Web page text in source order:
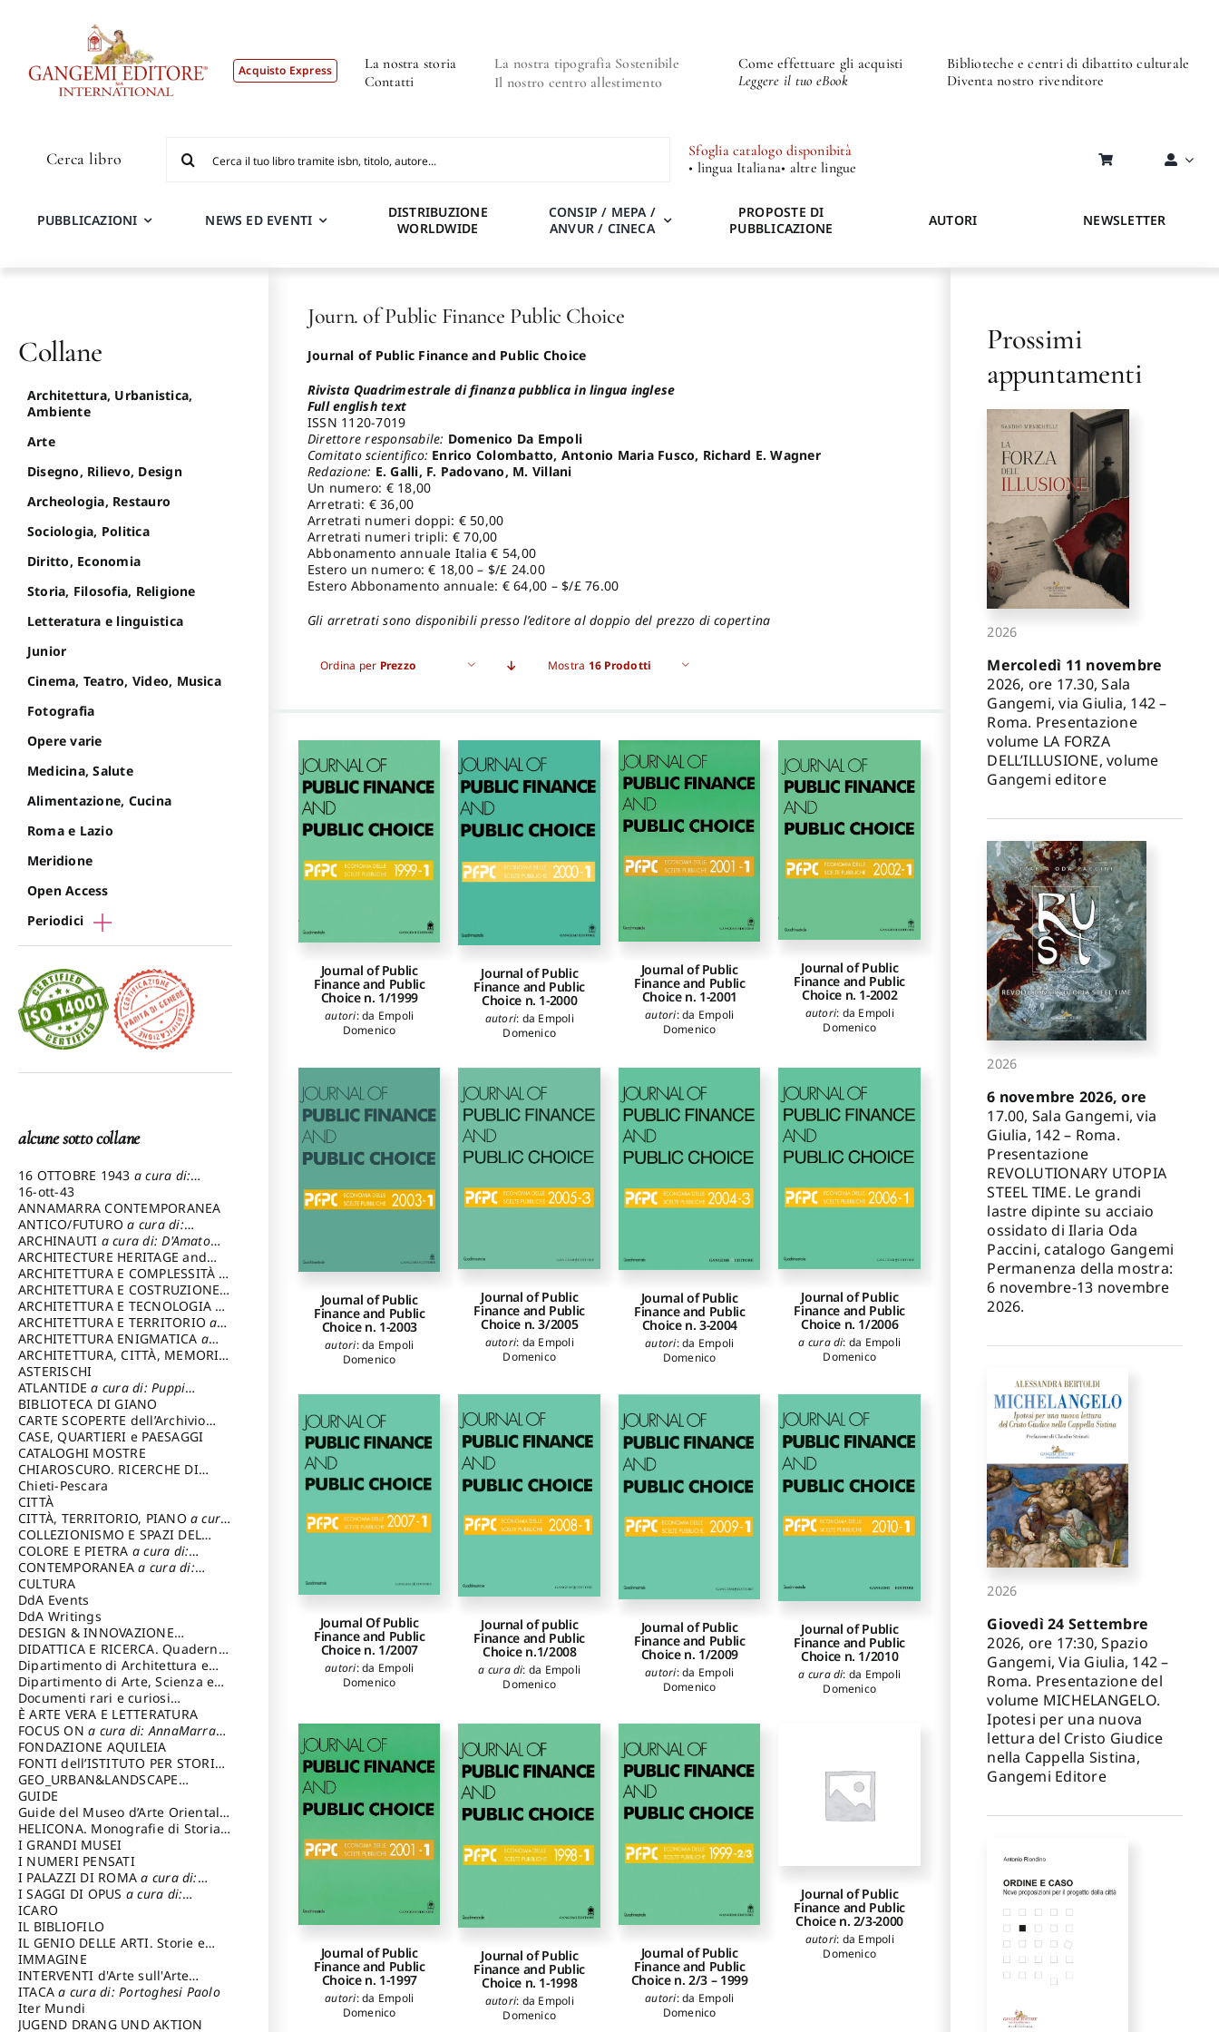
Acquisto Express
La nostra storia
Contatti
La nostra tipografia Sostenibile
Il nostro centro allestimento
Come effettuare gli acquisti
Leggere il tuo eBook
Biblioteche e centri di dibattito culturale
Diventa nostro rivenditore
Cerca libro
per:
Sfoglia catalogo disponibità
• lingua Italiana• altre lingue
PUBBLICAZIONI NEWS ED EVENTI
DISTRIBUZIONE
WORLDWIDE
CONSIP / MEPA /
ANVUR / CINECA
PROPOSTE DI
PUBBLICAZIONE
AUTORI NEWSLETTER
Journ. of Public Finance Public Choice
Journal of Public Finance and Public Choice
Rivista Quadrimestrale di finanza pubblica in lingua inglese
Full english text
ISSN 1120-7019
Direttore responsabile: Domenico Da Empoli
Comitato scientifico: Enrico Colombatto, Antonio Maria Fusco, Richard E. Wagner
Redazione: E. Galli, F. Padovano, M. Villani
Un numero: € 18,00
Arretrati: € 36,00
Arretrati numeri doppi: € 50,00
Arretrati numeri tripli: € 70,00
Abbonamento annuale Italia € 54,00
Estero un numero: € 18,00 – $/£ 24.00
Estero Abbonamento annuale: € 64,00 – $/£ 76.00
Gli arretrati sono disponibili presso l’editore al doppio del prezzo di copertina
Ordina per Prezzo Mostra 16 Prodotti
Journal of Public
Finance and Public
Choice n. 1/1999
autori:da Empoli
Domenico
Journal of Public
Finance and Public
Choice n. 1-2000
autori: da Empoli
Domenico
Journal of Public
Finance and Public
Choice n. 1-2001
autori:da Empoli
Domenico
Journal of Public
Finance and Public
Choice n. 1-2002
autori: da Empoli
Domenico
Journal of Public
Finance and Public
Choice n. 1-2003
autori:da Empoli
Domenico
Journal of Public
Finance and Public
Choice n. 3/2005
autori: da Empoli
Domenico
Journal of Public
Finance and Public
Choice n. 3-2004
autori:da Empoli
Domenico
Journal of Public
Finance and Public
Choice n. 1/2006
a cura di: da Empoli
Domenico
Journal Of Public
Finance and Public
Choice n. 1/2007
autori:da Empoli
Domenico
Journal of public
Finance and Public
Choice n.1/2008
a cura di: da Empoli
Domenico
Journal of Public
Finance and Public
Choice n. 1/2009
autori:da Empoli
Domenico
Journal of Public
Finance and Public
Choice n. 1/2010
a cura di: da Empoli
Domenico
Journal of Public
Finance and Public
Choice n. 1-1997
autori:da Empoli
Domenico
Journal of Public
Finance and Public
Choice n. 1-1998
autori: da Empoli
Domenico
Journal of Public
Finance and Public
Choice n. 2/3 – 1999
autori:da Empoli
Domenico
Journal of Public
Finance and Public
Choice n. 2/3-2000
autori: da Empoli
Domenico
Collane
Architettura, Urbanistica,
Ambiente
Arte
Disegno, Rilievo, Design
Archeologia, Restauro
Sociologia, Politica
Diritto, Economia
Storia, Filosofia, Religione
Letteratura e linguistica
Junior
Cinema, Teatro, Video, Musica
Fotografia
Opere varie
Medicina, Salute
Alimentazione, Cucina
Roma e Lazio
Meridione
Open Access
Periodici
alcune sotto collane
16 OTTOBRE 1943 a cura di:
Pezzetti Marcello
16-ott-43
ANNAMARRA CONTEMPORANEA
ANTICO/FUTUROa cura di:
Varagnoli Claudio
ARCHINAUTI a cura di: D'Amato
Claudio
ARCHITECTURE HERITAGE and
DESIGN
ARCHITETTURA E COMPLESSITÀ a
cura di: Piva Antonio
ARCHITETTURA E COSTRUZIONEa
cura di: Poretti Sergio
ARCHITETTURA E TECNOLOGIA a
cura di: Carrara Gianfranco
ARCHITETTURA E TERRITORIOa
cura di: Pietrogrande Enrico
ARCHITETTURA ENIGMATICA a
cura di: Lenci Ruggero
ARCHITETTURA, CITTÀ, MEMORIA
a cura di: Valeriani Enrico
ASTERISCHI
ATLANTIDEa cura di: Puppi
Lionello
BIBLIOTECA DI GIANO
CARTE SCOPERTE dell’Archivio
Storico Capitolino
CASE, QUARTIERI e PAESAGGI
CATALOGHI MOSTRE
CHIAROSCURO. RICERCHE DI
STORIA E STORIA DELL'ARTE
cura di: Di Carpegna Falconieri
Tommaso
Chieti-Pescara
CITTÀ
CITTÀ, TERRITORIO, PIANO a cura
di: Imbesi Giuseppe
COLLEZIONISMO E SPAZI DEL
COLLEZIONISMO a cura di:
Magnani Lauro
COLORE E PIETRA a cura di:
Selvaggi Giuseppe
CONTEMPORANEAa cura di:
Gubinelli Luna
CULTURA
DdA Events
DdA Writings
DESIGN & INNOVAZIONE
TECNOLOGICAa cura di: Vallicelli
Andrea
DIDATTICA E RICERCA. Quaderni
della Scuola
Dipartimento di Architettura e
Analisi della Città Mediterranea
Dipartimento di Arte, Scienza e
Tecnica del Costuire
Documenti rari e curiosi
dall'Archivio Segreto
È ARTE VERA E LETTERATURA
FOCUS ONa cura di: AnnaMarra
Contemporanea
FONDAZIONE AQUILEIA
FONTI dell’ISTITUTO PER STORIA
DEL RISORGIMENTO
GEO_URBAN&LANDSCAPE
PLANNING (GULP)
Trusiani Elio
GUIDE
Guide del Museo d’Arte Orientale
“Giuseppe Tucci”
HELICONA. Monografie di Storia
dell'Artea cura di: Gallo Marco
I GRANDI MUSEI
I NUMERI PENSATI
I PALAZZI DI ROMAa cura di:
Ippoliti Alessandro
I SAGGI DI OPUS a cura di:
Scalesse Tommaso
ICARO
IL BIBLIOFILO
IL GENIO DELLE ARTI. Storie e
interpretazione
IMMAGINE
INTERVENTI d'Arte sull'Arte
dedicata alla cultura della
conservazione d’arte
Fondazione Paola Droghetti onlus
ITACAa cura di: Portoghesi Paolo
Iter Mundi
JUGEND DRANG UND AKTION
Prossimi
appuntamenti
2026
Mercoledì 11 novembre
2026, ore 17.30, Sala
Gangemi, via Giulia, 142 –
Roma. Presentazione
volume LA FORZA
DELL’ILLUSIONE, volume
Gangemi editore
2026
6 novembre 2026, ore
17.00, Sala Gangemi, via
Giulia, 142 – Roma.
Presentazione
REVOLUTIONARY UTOPIA
STEEL TIME. Le grandi
lastre dipinte su acciaio
ossidato di Ilaria Oda
Paccini, catalogo Gangemi
Permanenza della mostra:
6 novembre-13 novembre
2026.
2026
Giovedì 24 Settembre
2026, ore 17:30, Spazio
Gangemi, Via Giulia, 142 –
Roma. Presentazione del
volume MICHELANGELO.
Ipotesi per una nuova
lettura del Cristo Giudice
nella Cappella Sistina,
Gangemi Editore